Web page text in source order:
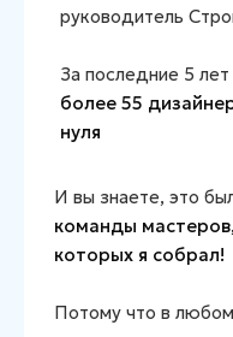
руководитель
За последние 5
более 55
нуля
И вы знаете, это
команды
которых я собрал!
Потому что в